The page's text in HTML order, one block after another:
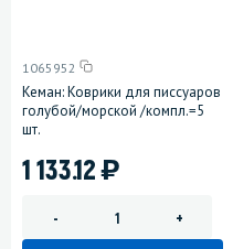
1065952
Кеман: Коврики для писсуаров
голубой/морской /компл.=5
шт.
1 133.12)
- +